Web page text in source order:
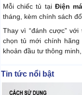
Mỗi chiếc tủ tại Điện
tháng, kèm chính sách
Thay vì “đánh cược” với
chọn tủ mới chính
khoản đầu tư thông
Tin tức nổi bật